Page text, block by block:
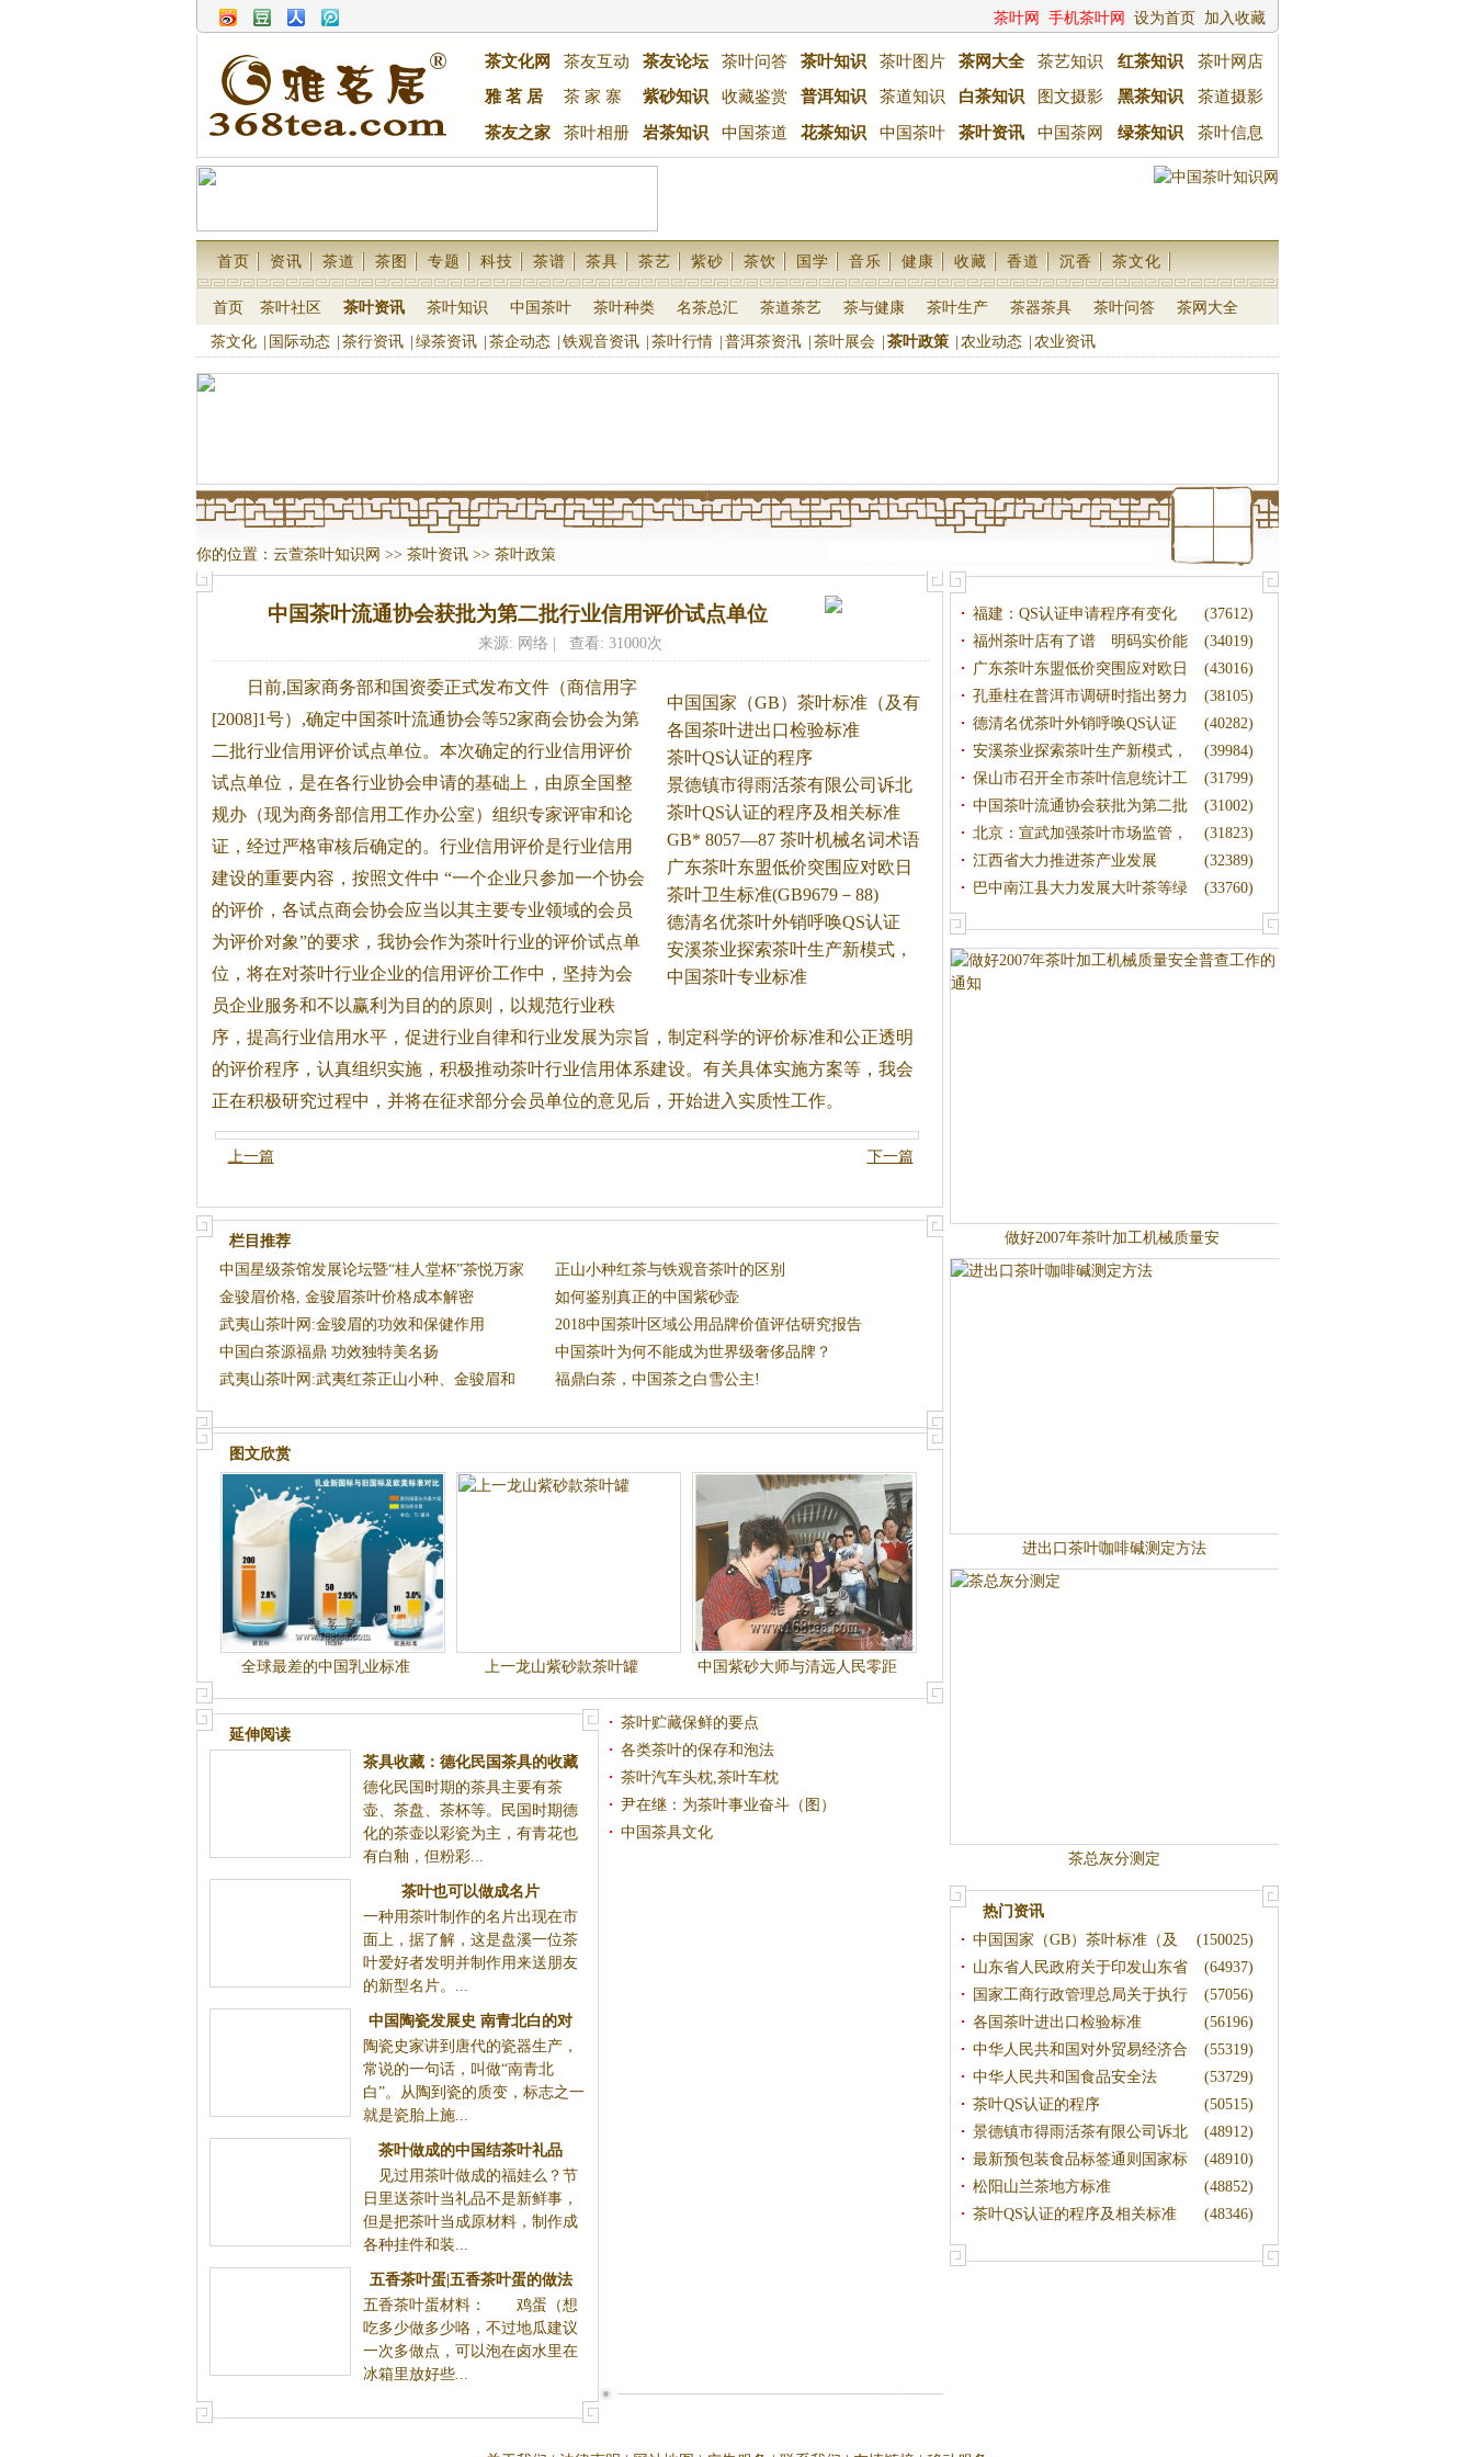
茶叶网 手机茶叶网 设为首页 加入收藏
茶文化网 茶友互动 茶友论坛 茶叶问答 茶叶知识 茶叶图片 茶网大全 茶艺知识 红茶知识
茶叶网店
雅 茗 居
茶 家 寨 紫砂知识 收藏鉴赏 普洱知识 茶道知识 白茶知识 图文摄影 黑茶知识 茶道摄影
茶友之家 茶叶相册 岩茶知识 中国茶道 花茶知识 中国茶叶 茶叶资讯 中国茶网 绿茶知识 茶叶信息
首页 资讯 茶道 茶图 专题 科技 茶谱 茶具 茶艺 紫砂 茶饮 国学 音乐 健康 收藏 香道 沉香 茶文化
首页 茶叶社区 茶叶资讯 茶叶知识 中国茶叶 茶叶种类 名茶总汇 茶道茶艺 茶与健康 茶叶生产 茶器茶具 茶叶问答 茶网大全
茶文化 国际动态 茶行资讯 绿茶资讯 茶企动态 铁观音资讯 茶叶行情 普洱茶资汛 茶叶展会 茶叶政策 农业动态 农业资讯
你的位置： 云萱茶叶知识网 >> 茶叶资讯>> 茶叶政策
中国茶叶流通协会获批为第二批行业信用评价试点单位
来源: 网络 | 查看: 31000次
中国国家（GB）茶叶标准（及有
关
各国茶叶进出口检验标准
茶叶QS认证的程序
景德镇市得雨活茶有限公司诉北
京
茶叶QS认证的程序及相关标准
GB* 8057—87 茶叶机械名词术语
广东茶叶东盟低价突围应对欧日
技
茶叶卫生标准(GB9679－88)
德清名优茶叶外销呼唤QS认证
安溪茶业探索茶叶生产新模式，
以
中国茶叶专业标准
日前,国家商务部和国资委正式发布文件（商信用字
[2008]1号）,确定中国茶叶流通协会等52家商会协会为第
二批行业信用评价试点单位。 本次确定的行业信用评价
试点单位，是在各行业协会申请的基础上，由原全国整
规办（现为商务部信用工作办公室）组织专家评审和论
证，经过严格审核后确定的。行业信用评价是行业信用
建设的重要内容，按照文件中 “一个企业只参加一个协会
的评价，各试点商会协会应当以其主要专业领域的会员
为评价对象”的要求，我协会作为茶叶行业的评价试点单
位，将在对茶叶行业企业的信用评价工作中，坚持为会
员企业服务和不以赢利为目的的原则，以规范行业秩
序，提高行业信用水平，促进行业自律和行业发展为宗旨，制定科学的评价标准和公正透明
的评价程序，认真组织实施，积极推动茶叶行业信用体系建设。有关具体实施方案等，我会
正在积极研究过程中，并将在征求部分会员单位的意见后，开始进入实质性工作。
上一篇 下一篇
栏目推荐
中国星级茶馆发展论坛暨“桂人堂杯”茶悦万家
正山小种红茶与铁观音茶叶的区别
金骏眉价格, 金骏眉茶叶价格成本解密
如何鉴别真正的中国紫砂壶
武夷山茶叶网:金骏眉的功效和保健作用
2018中国茶叶区域公用品牌价值评估研究报告
中国白茶源福鼎 功效独特美名扬
中国茶叶为何不能成为世界级奢侈品牌？
武夷山茶叶网:武夷红茶正山小种、金骏眉和
福鼎白茶，中国茶之白雪公主!
图文欣赏
全球最差的中国乳业标准 上一龙山紫砂款茶叶罐
中国紫砂大师与清远人民零距
离论紫砂文化
延伸阅读
茶具收藏：德化民国茶具的收藏
德化民国时期的茶具主要有茶
壶、茶盘、茶杯等。民国时期德
化的茶壶以彩瓷为主，有青花也
有白釉，但粉彩...
茶叶也可以做成名片
一种用茶叶制作的名片出现在市
面上，据了解，这是盘溪一位茶
叶爱好者发明并制作用来送朋友
的新型名片。...
中国陶瓷发展史 南青北白的对
话
陶瓷史家讲到唐代的瓷器生产，
常说的一句话，叫做“南青北
白”。从陶到瓷的质变，标志之一
就是瓷胎上施...
茶叶做成的中国结茶叶礼品
见过用茶叶做成的福娃么？节
日里送茶叶当礼品不是新鲜事，
但是把茶叶当成原材料，制作成
各种挂件和装...
五香茶叶蛋|五香茶叶蛋的做法
五香茶叶蛋材料： 鸡蛋（想
吃多少做多少咯，不过地瓜建议
一次多做点，可以泡在卤水里在
冰箱里放好些...
茶叶贮藏保鲜的要点
各类茶叶的保存和泡法
茶叶汽车头枕,茶叶车枕
尹在继：为茶叶事业奋斗（图）
中国茶具文化
(37612)
福建：QS认证申请程序有变化
(34019)
福州茶叶店有了谱 明码实价能
否
(43016)
广东茶叶东盟低价突围应对欧日
技
(38105)
孔垂柱在普洱市调研时指出努力
发
(40282)
德清名优茶叶外销呼唤QS认证
(39984)
安溪茶业探索茶叶生产新模式，
以
(31799)
保山市召开全市茶叶信息统计工
作
(31002)
中国茶叶流通协会获批为第二批
行
(31823)
北京：宣武加强茶叶市场监管，
做
(32389)
江西省大力推进茶产业发展
(33760)
巴中南江县大力发展大叶茶等绿
做好2007年茶叶加工机械质量安
进出口茶叶咖啡碱测定方法
茶总灰分测定
热门资讯
(150025)
中国国家（GB）茶叶标准（及
有关
(64937)
山东省人民政府关于印发山东省
中
(57056)
国家工商行政管理总局关于执行
新
(56196)
各国茶叶进出口检验标准
(55319)
中华人民共和国对外贸易经济合
作
(53729)
中华人民共和国食品安全法
(50515)
茶叶QS认证的程序
(48912)
景德镇市得雨活茶有限公司诉北
京
(48910)
最新预包装食品标签通则国家标
准
(48852)
松阳山兰茶地方标准
(48346)
茶叶QS认证的程序及相关标准